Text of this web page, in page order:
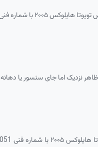
۲۰۰۵ با شماره فنی
خودرو انتخاب شود. خرید خرطومی با ظاهر
شماره فنی